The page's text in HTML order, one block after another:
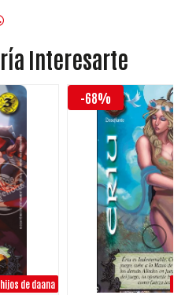
Interesarte
de daana
-68%